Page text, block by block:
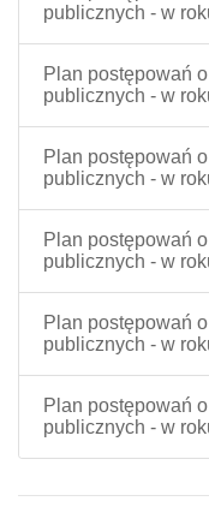
publicznych - w
Plan postępowań
publicznych - w
Plan postępowań
publicznych - w
Plan postępowań
publicznych - w
Plan postępowań
publicznych - w
Plan postępowań
publicznych - w